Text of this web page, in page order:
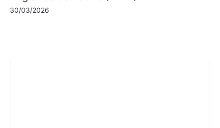
30/03/2026